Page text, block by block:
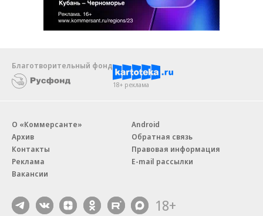
Благотворительный фонд
18+ реклама
О «Коммерсанте»
Архив
Контакты
Реклама
Вакансии
Android
Обратная связь
Правовая информация
E-mail рассылки
18+